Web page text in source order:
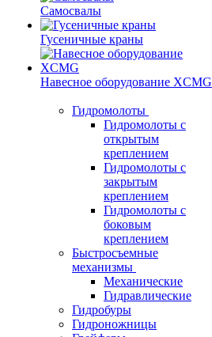
Самосвалы
Гусеничные краны
Навесное оборудование XCMG
Гидромолоты
Гидромолоты с
открытым
креплением
Гидромолоты с
закрытым
креплением
Гидромолоты с
боковым
креплением
Быстросъемные
механизмы
Механические
Гидравлические
Гидробуры
Гидроножницы